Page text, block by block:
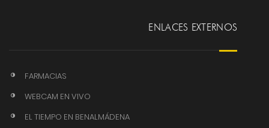
ENLACES EXTERNOS
FARMACIAS
WEBCAM EN VIVO
EL TIEMPO EN BENALMÁDENA